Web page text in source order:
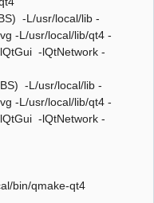
-L/usr/local/lib -
-L/usr/local/lib/qt4 -
-lQtNetwork -
-L/usr/local/lib -
-L/usr/local/lib/qt4 -
-lQtNetwork -
qmake-qt4